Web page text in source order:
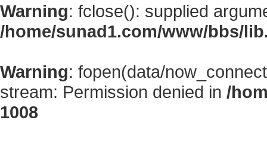
Warning: fclose(): supplied
/home/sunad1.com/www/bbs/
Warning: fopen(data/
stream: Permission denied in /
1008